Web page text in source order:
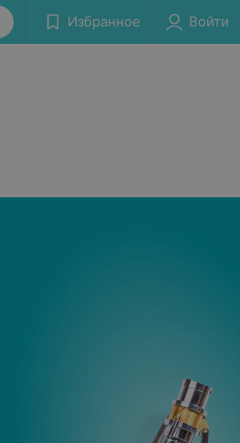
Избранное Войти